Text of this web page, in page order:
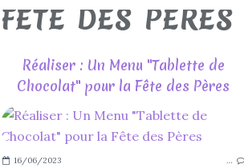
FETE DES PERES
Réaliser : Un Menu "Tablette de
Chocolat" pour la Fête des Pères
16/06/2023 …